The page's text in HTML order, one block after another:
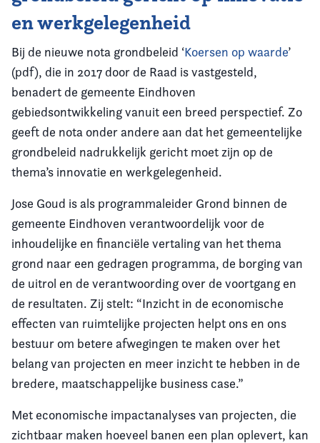
en werkgelegenheid
Bij de nieuwe nota grondbeleid ‘Koersen op waarde’
(pdf), die in 2017 door de Raad is vastgesteld,
benadert de gemeente Eindhoven
gebiedsontwikkeling vanuit een breed perspectief. Zo
geeft de nota onder andere aan dat het gemeentelijke
grondbeleid nadrukkelijk gericht moet zijn op de
thema’s innovatie en werkgelegenheid.
Jose Goud is als programmaleider Grond binnen de
gemeente Eindhoven verantwoordelijk voor de
inhoudelijke en financiële vertaling van het thema
grond naar een gedragen programma, de borging van
de uitrol en de verantwoording over de voortgang en
de resultaten. Zij stelt: “Inzicht in de economische
effecten van ruimtelijke projecten helpt ons en ons
bestuur om betere afwegingen te maken over het
belang van projecten en meer inzicht te hebben in de
bredere, maatschappelijke business case.”
Met economische impactanalyses van projecten, die
zichtbaar maken hoeveel banen een plan oplevert, kan